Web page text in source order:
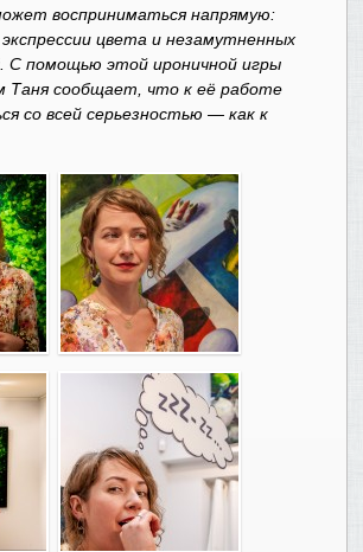
восприниматься напрямую:
цвета и незамутненных
С помощью этой ироничной игры
Таня сообщает, что к её работе
со всей серьезностью — как к